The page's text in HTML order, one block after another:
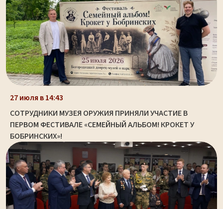
27 июля в 14:43
СОТРУДНИКИ МУЗЕЯ ОРУЖИЯ ПРИНЯЛИ УЧАСТИЕ В
ПЕРВОМ ФЕСТИВАЛЕ «СЕМЕЙНЫЙ АЛЬБОМ! КРОКЕТ У
БОБРИНСКИХ»!